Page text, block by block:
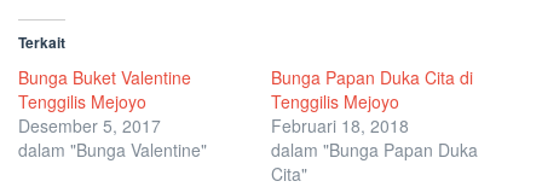
Terkait
Bunga Buket Valentine
Tenggilis Mejoyo
Desember 5, 2017
dalam "Bunga Valentine"
Bunga Papan Duka Cita di
Tenggilis Mejoyo
Februari 18, 2018
dalam "Bunga Papan Duka
Cita"